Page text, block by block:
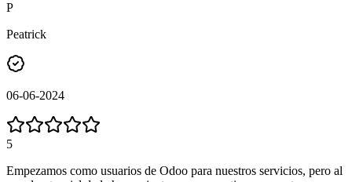
P
Peatrick
06-06-2024
5
Empezamos como usuarios de Odoo para nuestros servicios, pero al